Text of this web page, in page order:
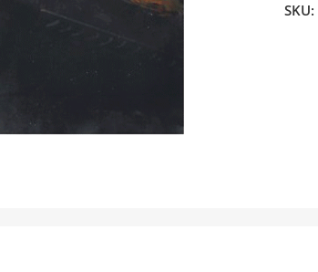
SKU: